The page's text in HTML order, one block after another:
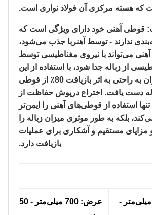
هسته مرکزی آن فولاد نواری است.
آهنی خود دارای ویژگی است که
ندارند - توسط آهنربا جذب می‌شود،
می‌تواند با نیروی مغناطیسی توسط
زباله جدا شود، با استفاده از این
ویژگی می‌توان به راحتی به اثر بازیافت 80٪ از قوطی
دست یافت. اختراع درپوش حفاظت از
از قوطی‌های آهنی را ایمن‌تر
بلکه به طور موثری میزان زباله را
مستقیم و آشکاری برای عملیات
بازیافت دارد.
-
عرض: 700 میلی‌متر - 1050